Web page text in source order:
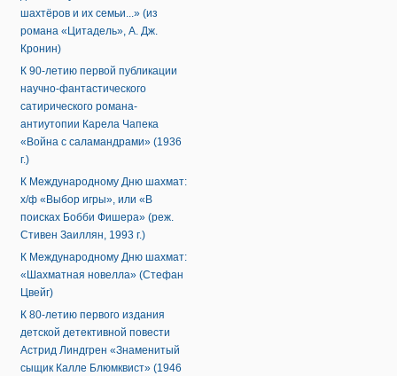
шахтёров и их семьи...» (из
романа «Цитадель», А. Дж.
Кронин)
К 90-летию первой публикации
научно-фантастического
сатирического романа-
антиутопии Карела Чапека
«Война с саламандрами» (1936
г.)
К Международному Дню шахмат:
х/ф «Выбор игры», или «В
поисках Бобби Фишера» (реж.
Стивен Заиллян, 1993 г.)
К Международному Дню шахмат:
«Шахматная новелла» (Стефан
Цвейг)
К 80-летию первого издания
детской детективной повести
Астрид Линдгрен «Знаменитый
сыщик Калле Блюмквист» (1946